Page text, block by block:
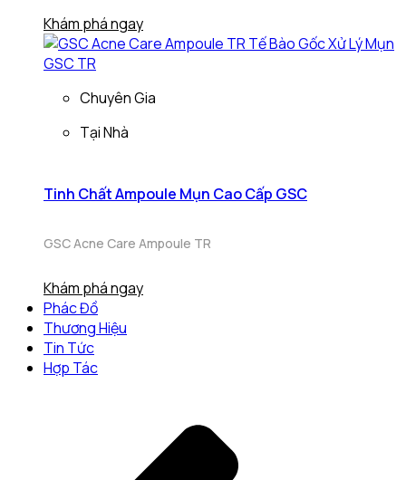
Khám phá ngay
Chuyên Gia
Tại Nhà
Tinh Chất Ampoule Mụn Cao Cấp GSC
GSC Acne Care Ampoule TR
Khám phá ngay
Phác Đồ
Thương Hiệu
Tin Tức
Hợp Tác